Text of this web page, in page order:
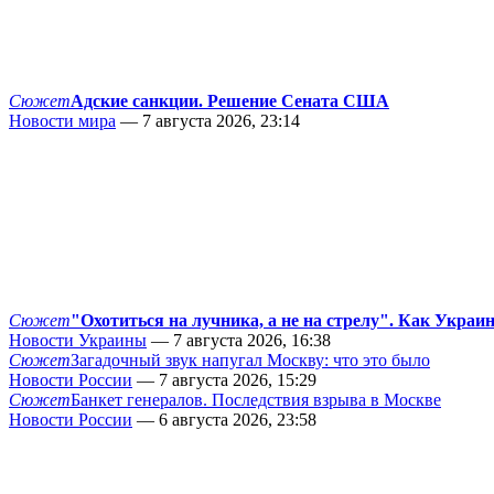
СюжетАдские санкции. Решение Сената США
Новости мира — 7 августа 2026, 23:14
Сюжет"Охотиться на лучника, а не на стрелу". Как
Новости Украины — 7 августа 2026, 16:38
СюжетЗагадочный звук напугал Москву: что это было
Новости России — 7 августа 2026, 15:29
СюжетБанкет генералов. Последствия взрыва в Москве
Новости России — 6 августа 2026, 23:58